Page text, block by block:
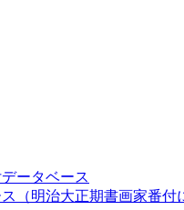
ータベース
（明治大正期書画家番付